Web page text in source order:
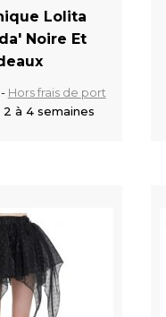
Lolita
Noire Et
Hors frais de port
2 à 4 semaines